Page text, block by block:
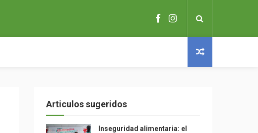
Articulos sugeridos
Inseguridad alimentaria: el